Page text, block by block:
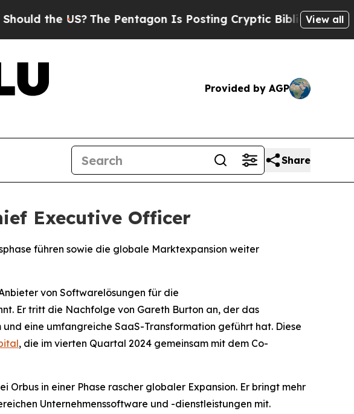
US?The Pentagon Is Posting Cryptic Biblical Messages on
View all
Provided by AGP
Share
Executive Officer
führen sowie die globale Marktexpansion weiter
von Softwarelösungen für die
Er tritt die Nachfolge von Gareth Burton an, der das
eine umfangreiche SaaS-Transformation geführt hat. Diese
, die im vierten Quartal 2024 gemeinsam mit dem Co-
in einer Phase rascher globaler Expansion. Er bringt mehr
Unternehmenssoftware und -dienstleistungen mit.